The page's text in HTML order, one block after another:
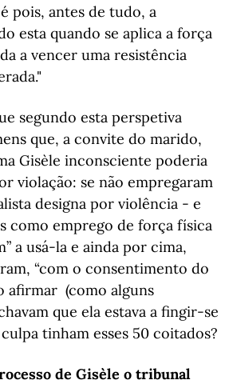
pois, antes de tudo, a
esta quando se aplica a força
a vencer uma resistência
segundo esta perspetiva
que, a convite do marido,
Gisèle inconsciente poderia
violação: se não empregaram
designa por violência - e
como emprego de força física
a usá-la e ainda por cima,
“com o consentimento do
afirmar (como alguns
que ela estava a fingir-se
tinham esses 50 coitados?
de Gisèle o tribunal